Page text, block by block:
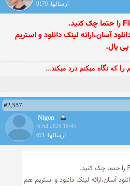
ارسالها: 9179
آسان،ارائه لینک دانلود و استریم
پال.
را که نگاه میکنم درد میکند...
#2,557
Nigen
6 Jul 2026 19:45
ارسالها: 671
آسان،ارائه لینک دانلود و استریم هم